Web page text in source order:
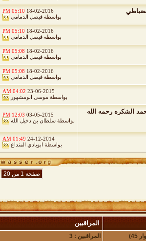
18-02-2016
05:10 PM
بواسطة فيصل الدمامي
18-02-2016
05:10 PM
بواسطة فيصل الدمامي
18-02-2016
05:08 PM
بواسطة فيصل الدمامي
18-02-2016
05:08 PM
بواسطة فيصل الدمامي
23-06-2015
04:02 AM
بواسطة موسى ابومشهور
الشكره رحمه الله 03-05-2015
12:03 PM
بواسطة سلطان بن دخيل الله
24-12-2014
01:49 AM
بواسطة ابوبادي المنداع
صفحة 1 من 20
المراقبين
المراقبين : 3